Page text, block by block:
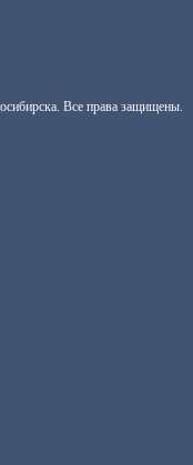
Все права защищены.